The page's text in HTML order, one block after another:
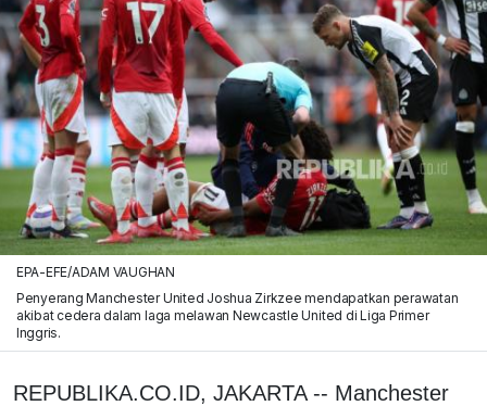
EPA-EFE/ADAM VAUGHAN
Penyerang Manchester United Joshua Zirkzee mendapatkan perawatan
akibat cedera dalam laga melawan Newcastle United di Liga Primer
Inggris.
REPUBLIKA.CO.ID, JAKARTA -- Manchester